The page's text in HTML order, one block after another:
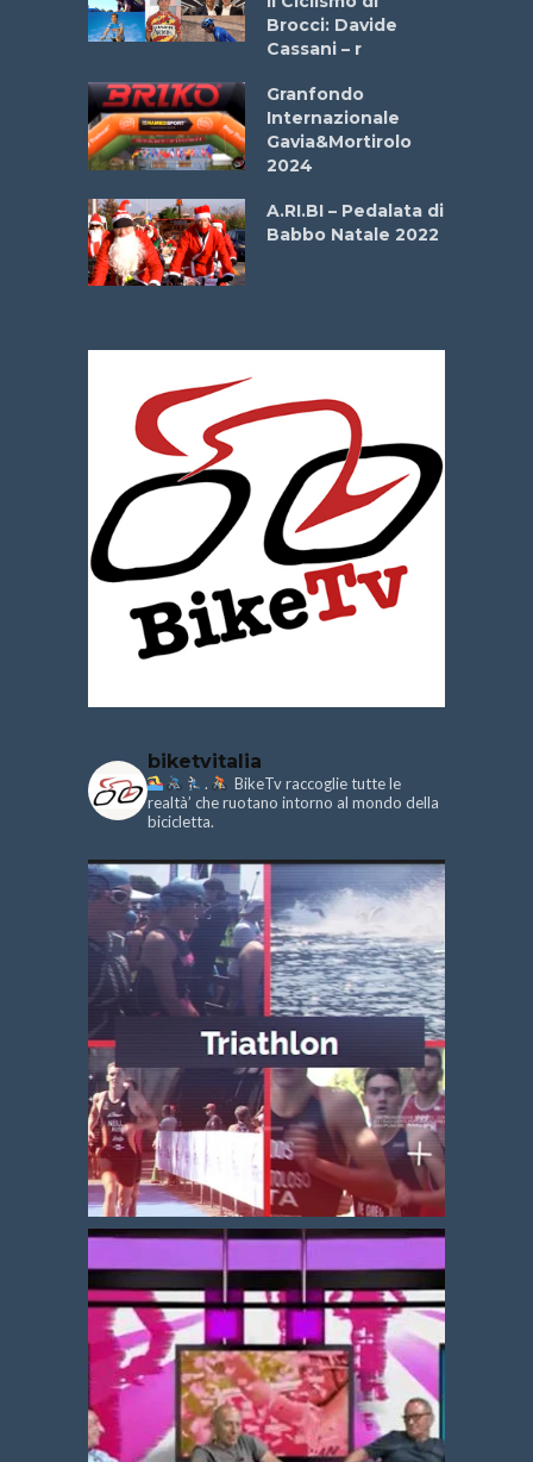
Brocci: Davide
Cassani – r
Granfondo
Internazionale
Gavia&Mortirolo
2024
A.RI.BI – Pedalata di
Babbo Natale 2022
biketvitalia
.
BikeTv raccoglie tutte le
realtà’ che ruotano intorno al mondo della
bicicletta.